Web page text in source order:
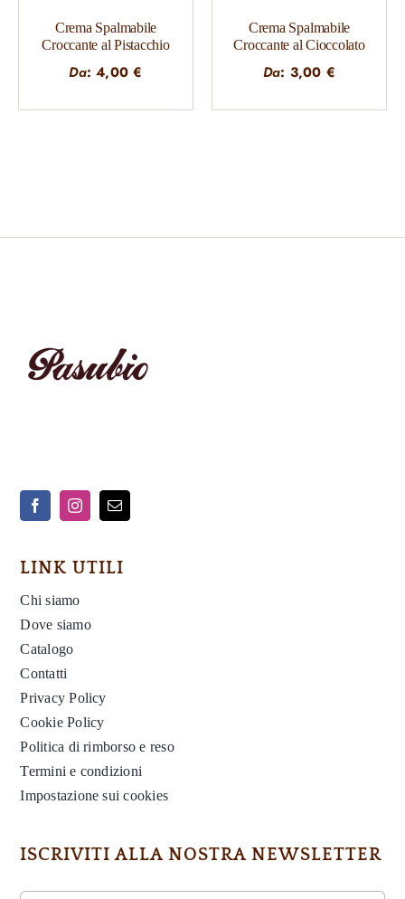
Crema Spalmabile
Croccante al Pistacchio
Da:4,00€
Crema Spalmabile
Croccante al Cioccolato
Da: 3,00 €
LINK UTILI
Chi siamo
Dove siamo
Catalogo
Contatti
Privacy Policy
Cookie Policy
Politica di rimborso e reso
Termini e condizioni
Impostazione sui cookies
ISCRIVITI ALLA NOSTRA NEWSLETTER